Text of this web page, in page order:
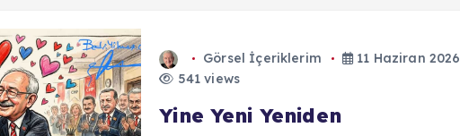
Görsel İçeriklerim
11 Haziran 2026
541 views
Yine Yeni Yeniden